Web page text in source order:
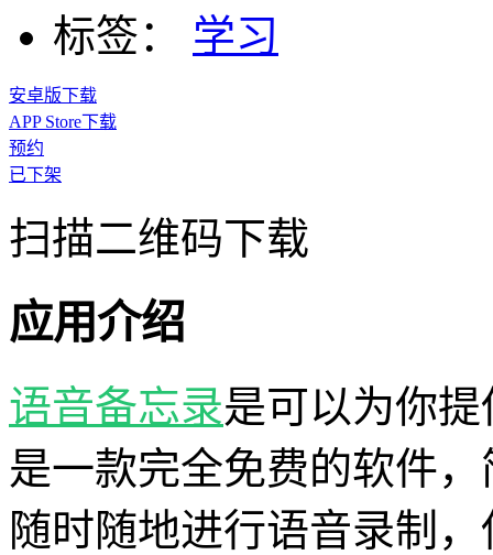
标签：
学习
安卓版下载
APP Store下载
预约
已下架
扫描二维码下载
应用介绍
语音备忘录是可以为你
是一款完全免费的软件
随时随地进行语音录制